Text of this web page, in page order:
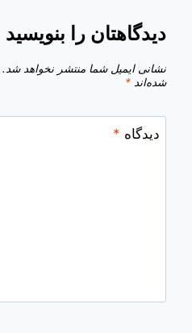
دیدگاهتان را بنویسید
نشانی ایمیل شما منتشر نخواهد شد.
شده‌اند *
دیدگاه *